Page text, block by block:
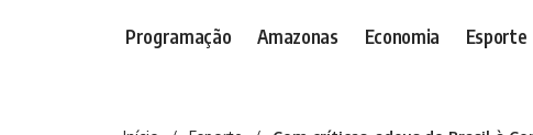
Programação Amazonas Economia Esporte